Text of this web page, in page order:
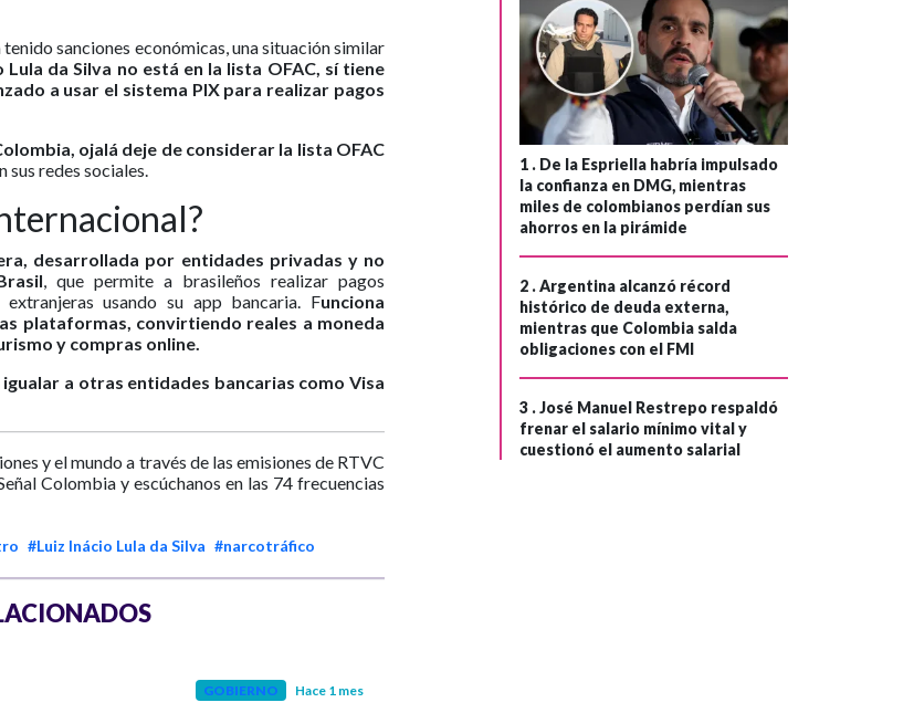
sanciones económicas, una situación similar
Lula da Silva no está en la lista OFAC, sí tiene
a usar el sistema PIX para realizar pagos
ojalá deje de considerar la lista OFAC
sus redes sociales.
desarrollada por entidades privadas y no
, que permite a brasileños realizar pagos
usando su app bancaria. Funciona
plataformas, convirtiendo reales a moneda
y compras online.
igualar a otras entidades bancarias como Visa
y el mundo a través de las emisiones de RTVC
Colombia y escúchanos en las 74 frecuencias
#Luiz Inácio Lula da Silva #narcotráfico
GOBIERNO Hace 1 mes
1 . De la Espriella habría impulsado
la confianza en DMG, mientras
miles de colombianos perdían sus
ahorros en la pirámide
2 .Argentina alcanzó récord
histórico de deuda externa,
mientras que Colombia salda
obligaciones con el FMI
3 .José Manuel Restrepo respaldó
frenar el salario mínimo vital y
cuestionó el aumento salarial